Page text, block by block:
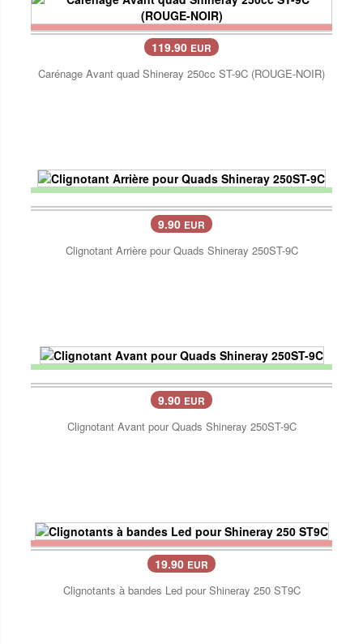
119.90 EUR
Carénage Avant quad Shineray 250cc ST-9C (ROUGE-NOIR)
9.90 EUR
Clignotant Arrière pour Quads Shineray 250ST-9C
9.90 EUR
Clignotant Avant pour Quads Shineray 250ST-9C
19.90 EUR
Clignotants à bandes Led pour Shineray 250 ST9C